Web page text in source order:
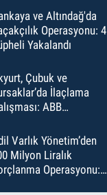
ve Altındağ'da
Operasyonu: 4
Yakalandı
Çubuk ve
İlaçlama
ABB
Varlık Yönetim’den
Milyon Liralık
Operasyonu: